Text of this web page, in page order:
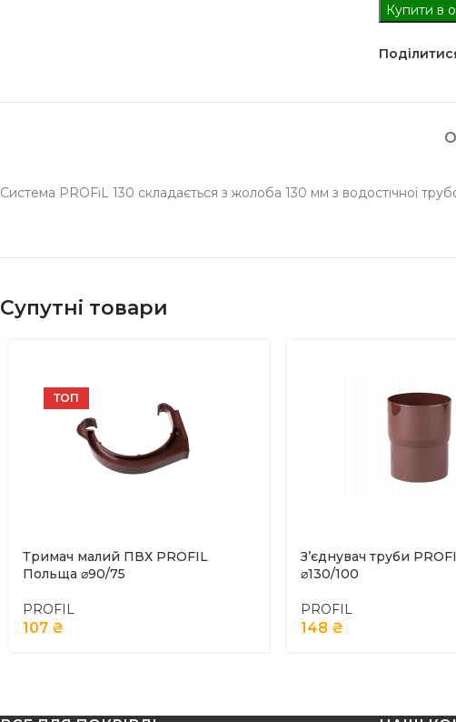
Купити в
Система PROFiL 130 складається з жолоба 130 мм з водостічної
Супутні товари
ТОП
Тримач малий ПВХ PROFIL
Польща ⌀90/75
PROFIL
107 ₴
З’єднувач труби
⌀130/100
PROFIL
148 ₴